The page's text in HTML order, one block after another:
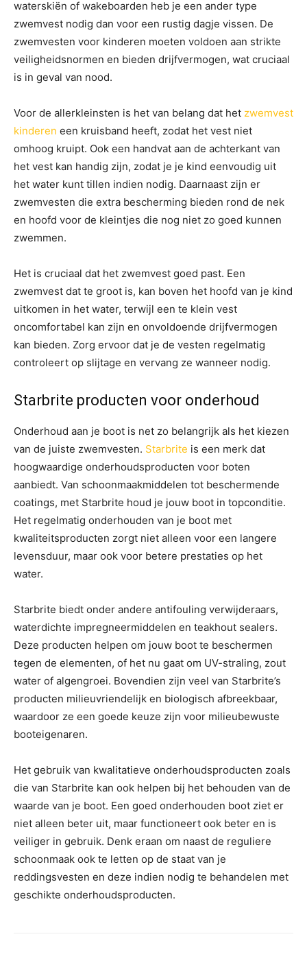
waterskiën of wakeboarden heb je een ander type
zwemvest nodig dan voor een rustig dagje vissen. De
zwemvesten voor kinderen moeten voldoen aan strikte
veiligheidsnormen en bieden drijfvermogen, wat cruciaal
is in geval van nood.
Voor de allerkleinsten is het van belang dat het zwemvest
kinderen een kruisband heeft, zodat het vest niet
omhoog kruipt. Ook een handvat aan de achterkant van
het vest kan handig zijn, zodat je je kind eenvoudig uit
het water kunt tillen indien nodig. Daarnaast zijn er
zwemvesten die extra bescherming bieden rond de nek
en hoofd voor de kleintjes die nog niet zo goed kunnen
zwemmen.
Het is cruciaal dat het zwemvest goed past. Een
zwemvest dat te groot is, kan boven het hoofd van je kind
uitkomen in het water, terwijl een te klein vest
oncomfortabel kan zijn en onvoldoende drijfvermogen
kan bieden. Zorg ervoor dat je de vesten regelmatig
controleert op slijtage en vervang ze wanneer nodig.
Starbrite producten voor onderhoud
Onderhoud aan je boot is net zo belangrijk als het kiezen
van de juiste zwemvesten. Starbrite is een merk dat
hoogwaardige onderhoudsproducten voor boten
aanbiedt. Van schoonmaakmiddelen tot beschermende
coatings, met Starbrite houd je jouw boot in topconditie.
Het regelmatig onderhouden van je boot met
kwaliteitsproducten zorgt niet alleen voor een langere
levensduur, maar ook voor betere prestaties op het
water.
Starbrite biedt onder andere antifouling verwijderaars,
waterdichte impregneermiddelen en teakhout sealers.
Deze producten helpen om jouw boot te beschermen
tegen de elementen, of het nu gaat om UV-straling, zout
water of algengroei. Bovendien zijn veel van Starbrite’s
producten milieuvriendelijk en biologisch afbreekbaar,
waardoor ze een goede keuze zijn voor milieubewuste
booteigenaren.
Het gebruik van kwalitatieve onderhoudsproducten zoals
die van Starbrite kan ook helpen bij het behouden van de
waarde van je boot. Een goed onderhouden boot ziet er
niet alleen beter uit, maar functioneert ook beter en is
veiliger in gebruik. Denk eraan om naast de reguliere
schoonmaak ook te letten op de staat van je
reddingsvesten en deze indien nodig te behandelen met
geschikte onderhoudsproducten.